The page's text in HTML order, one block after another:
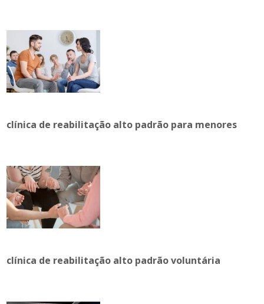
clínica de reabilitação alto padrão para menores
clínica de reabilitação alto padrão voluntária